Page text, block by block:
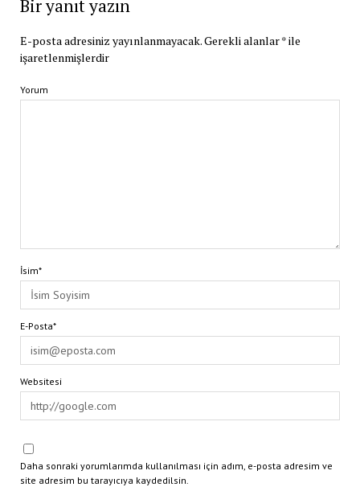
Bir yanıt yazın
E-posta adresiniz yayınlanmayacak.Gerekli alanlar*ile
işaretlenmişlerdir
Yorum
İsim*
E-Posta*
Websitesi
Daha sonraki yorumlarımda kullanılması için adım, e-posta adresim ve
site adresim bu tarayıcıya kaydedilsin.